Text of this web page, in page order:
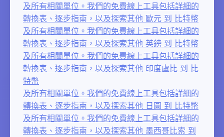
及所有相關單位。我們的免費線上工具包括詳細的
轉換表、逐步指南，以及探索其他 歐元 到 比特幣
及所有相關單位。我們的免費線上工具包括詳細的
轉換表、逐步指南，以及探索其他 英鎊 到 比特幣
及所有相關單位。我們的免費線上工具包括詳細的
轉換表、逐步指南，以及探索其他 印度盧比 到 比
特幣
及所有相關單位。我們的免費線上工具包括詳細的
轉換表、逐步指南，以及探索其他 日圓 到 比特幣
及所有相關單位。我們的免費線上工具包括詳細的
轉換表、逐步指南，以及探索其他 墨西哥比索 到